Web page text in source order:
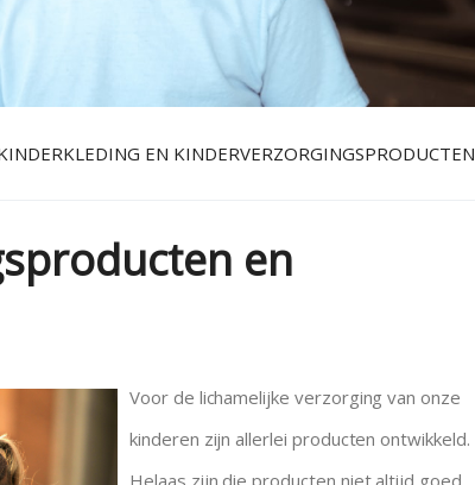
EN KINDERVERZORGINGSPRODUCTEN
en
Voor de lichamelijke verzorging van onze
kinderen zijn allerlei producten ontwikkeld.
Helaas zijn die producten niet altijd goed